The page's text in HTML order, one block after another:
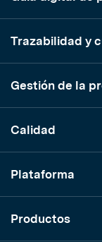
Trazabilidad y
Gestión de la
Calidad
Plataforma
Productos